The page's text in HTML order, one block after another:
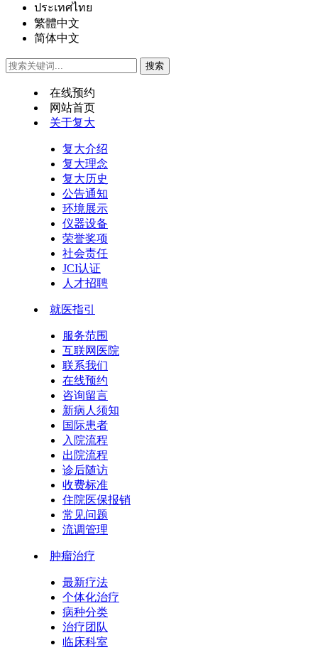
ประเทศไทย
繁體中文
简体中文
在线预约
网站首页
关于复大
复大介绍
复大理念
复大历史
公告通知
环境展示
仪器设备
荣誉奖项
社会责任
JCI认证
人才招聘
就医指引
服务范围
互联网医院
联系我们
在线预约
咨询留言
新病人须知
国际患者
入院流程
出院流程
诊后随访
收费标准
住院医保报销
常见问题
流调管理
肿瘤治疗
最新疗法
个体化治疗
病种分类
治疗团队
临床科室